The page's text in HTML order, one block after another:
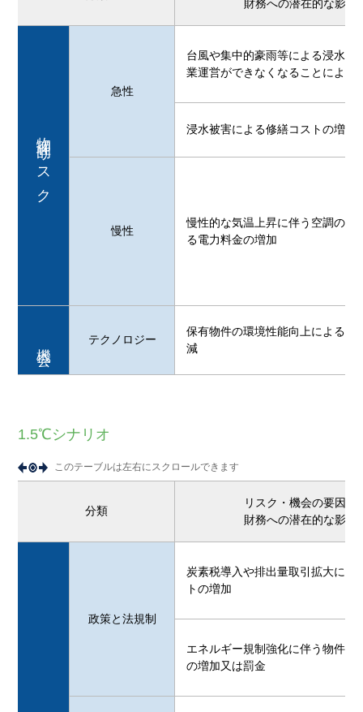
財務への潜在的な影響
物理的リスク
急性
台風や集中的豪雨等による浸水被
業運営ができなくなることによる
浸水被害による修繕コストの増加
慢性
慢性的な気温上昇に伴う空調の運
る電力料金の増加
テクノロジー
保有物件の環境性能向上による電
減
1.5℃シナリオ
このテーブルは左右にスクロールできます
分類
リスク・機会の要因と
財務への潜在的な影響
政策と法規制
炭素税導入や排出量取引拡大に伴
トの増加
エネルギー規制強化に伴う物件の
の増加又は罰金